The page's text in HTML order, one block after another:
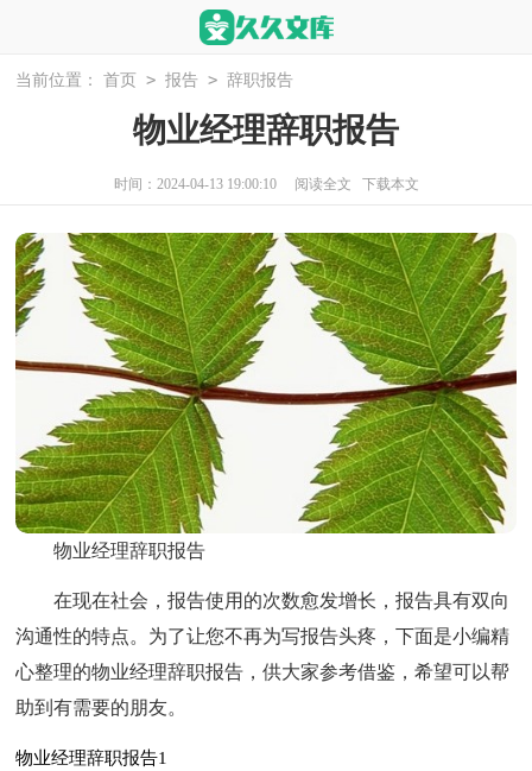
当前位置： 首页 > 报告 > 辞职报告
物业经理辞职报告
时间：2024-04-13 19:00:10 阅读全文 下载本文
物业经理辞职报告
在现在社会，报告使用的次数愈发增长，报告具有双向
沟通性的特点。为了让您不再为写报告头疼，下面是小编精
心整理的物业经理辞职报告，供大家参考借鉴，希望可以帮
助到有需要的朋友。
物业经理辞职报告1